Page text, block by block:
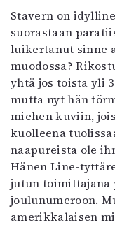
Stavern on
suorastaan
luikertanut sinne
muodossa?
yhtä jos toista yli
mutta nyt hän
miehen kuviin,
kuolleena
naapureista ole
Hänen Line-
jutun toimittajana
joulunumeroon.
amerikkalaisen